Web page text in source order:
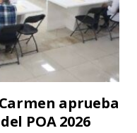
aprueba
POA 2026